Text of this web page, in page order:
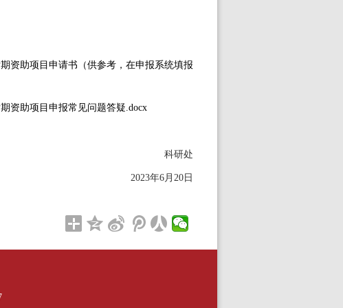
资助项目申请书（供参考，在申报系统填报
资助项目申报常见问题答疑.docx
科研处
2023年6月 20日